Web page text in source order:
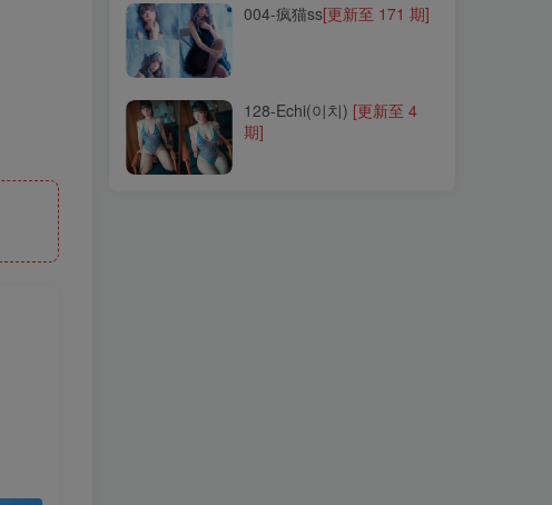
004-疯猫ss[更新至 171 期]
128-Echi(이치) [更新至 4
期]
004-疯猫ss[更新至 171 期]
128-Echi(이치) [更新至 4
期]